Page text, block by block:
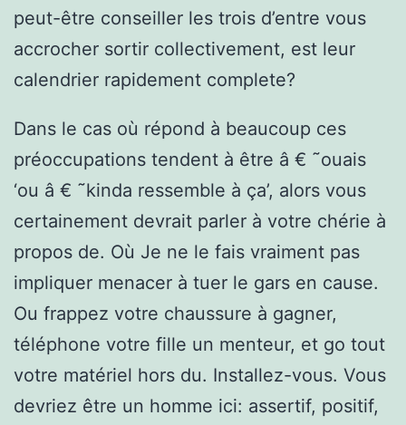
peut-être conseiller les trois d’entre vous
accrocher sortir collectivement, est leur
calendrier rapidement complete?
Dans le cas où répond à beaucoup ces
préoccupations tendent à être â € ˜ouais
‘ou â € ˜kinda ressemble à ça’, alors vous
certainement devrait parler à votre chérie à
propos de. Où Je ne le fais vraiment pas
impliquer menacer à tuer le gars en cause.
Ou frappez votre chaussure à gagner,
téléphone votre fille un menteur, et go tout
votre matériel hors du. Installez-vous. Vous
devriez être un homme ici: assertif, positif,